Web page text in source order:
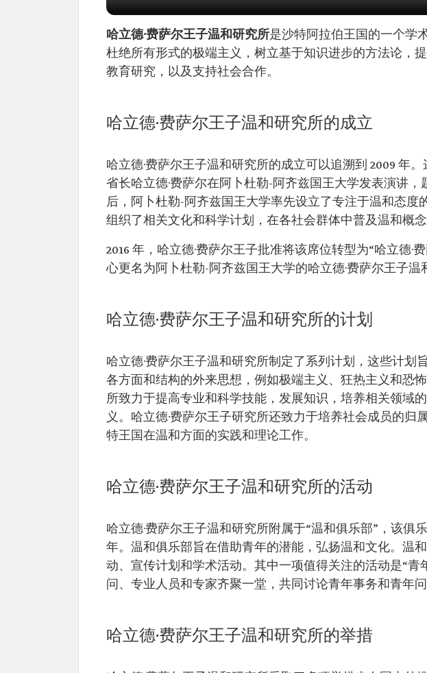
哈立德·费萨尔王子温和研究所是沙特阿拉伯王国的一个学
杜绝所有形式的极端主义，树立基于知识进步的方法论，
教育研究，以及支持社会合作。
哈立德·费萨尔王子温和研究所的成立
哈立德·费萨尔王子温和研究所的成立可以追溯到 2009 年
省长哈立德·费萨尔在阿卜杜勒-阿齐兹国王大学发表演讲，
后，阿卜杜勒-阿齐兹国王大学率先设立了专注于温和态度
组织了相关文化和科学计划，在各社会群体中普及温和概念
2016 年，哈立德·费萨尔王子批准将该席位转型为“哈立德·
心更名为阿卜杜勒-阿齐兹国王大学的哈立德·费萨尔王子温
哈立德·费萨尔王子温和研究所的计划
哈立德·费萨尔王子温和研究所制定了系列计划，这些计划
各方面和结构的外来思想，例如极端主义、狂热主义和恐
所致力于提高专业和科学技能，发展知识，培养相关领域
义。哈立德·费萨尔王子研究所还致力于培养社会成员的归
特王国在温和方面的实践和理论工作。
哈立德·费萨尔王子温和研究所的活动
哈立德·费萨尔王子温和研究所附属于“温和俱乐部”，该俱
年。温和俱乐部旨在借助青年的潜能，弘扬温和文化。温
动、宣传计划和学术活动。其中一项值得关注的活动是“青
问、专业人员和专家齐聚一堂，共同讨论青年事务和青年问
哈立德·费萨尔王子温和研究所的举措